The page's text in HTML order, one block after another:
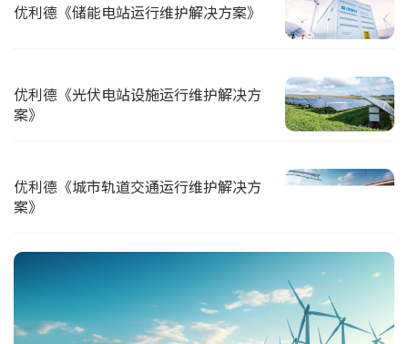
优利德《储能电站运行维护解决方案》
优利德《光伏电站设施运行维护解决方
案》
优利德《城市轨道交通运行维护解决方
案》